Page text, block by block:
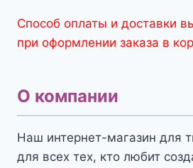
Способ оплаты и доставки
при оформлении заказа в
О компании
Наш интернет-магазин для
для всех тех, кто любит